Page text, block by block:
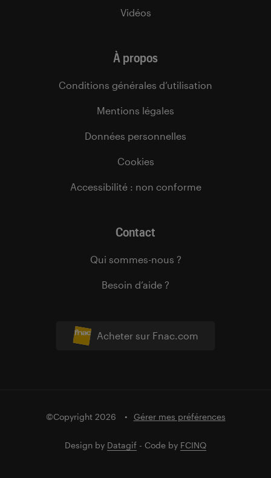
Acheter sur Fnac.com
Vidéos
À propos
Conditions générales d’utilisation
Mentions légales
Données personnelles
Cookies
Accessibilité : non conforme
Contact
Qui sommes-nous ?
Besoin d’aide ?
©Copyright 2026 Gérer mes préférences
Design by Datagif - Code by FCINQ